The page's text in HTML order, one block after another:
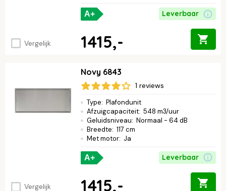
Vergelijk
A+ Leverbaar
1415,-
Vergelijk
Novy 6843
1 reviews
Type: Plafondunit
Afzuigcapaciteit: 548 m3/uur
Geluidsniveau: Normaal - 64 dB
Breedte: 117 cm
Met motor: Ja
A+ Leverbaar
1415,-